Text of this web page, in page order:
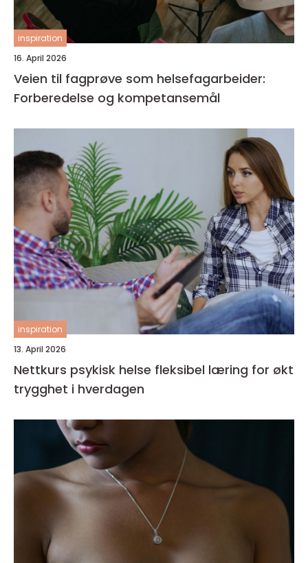
inspiration
16. April 2026
Veien til fagprøve som helsefagarbeider:
Forberedelse og kompetansemål
inspiration
13. April 2026
Nettkurs psykisk helse fleksibel læring for økt
trygghet i hverdagen